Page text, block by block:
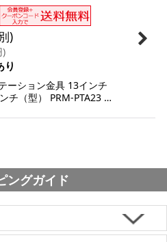
)
)
り
ーション金具 13インチ
チ（型） PRM-PTA23 …
ングガイド